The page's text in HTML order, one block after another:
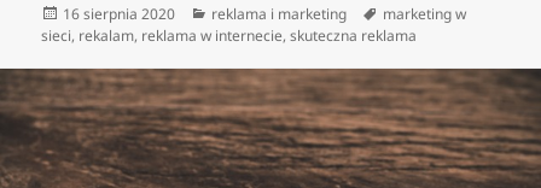
Data
publikacji
16 sierpnia 2020 Kategorie
reklama i marketing Tagi
marketing w
sieci, rekalam, reklama w internecie,skuteczna reklama